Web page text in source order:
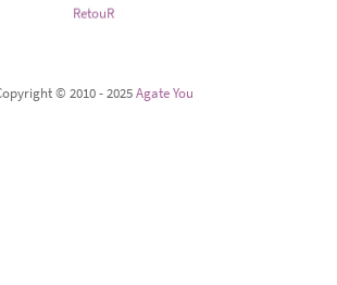
RetouR
© 2010 - 2025Agate You